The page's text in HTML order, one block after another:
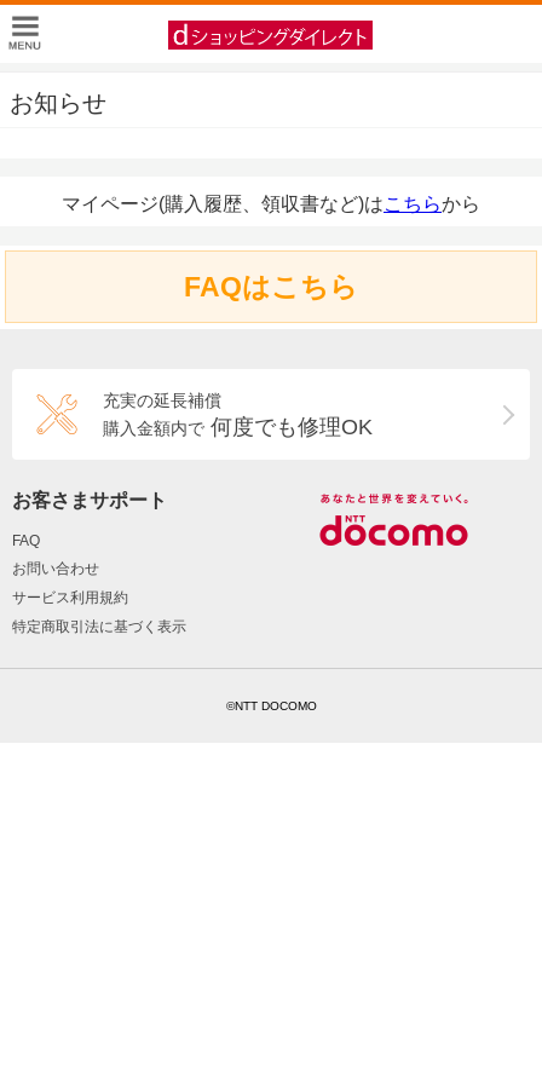
お知らせ
マイページ(購入履歴、領収書など)はこちらから
FAQはこちら
充実の延長補償
購入金額内で 何度でも修理OK
お客さまサポート
FAQ
お問い合わせ
サービス利用規約
特定商取引法に基づく表示
©NTT DOCOMO